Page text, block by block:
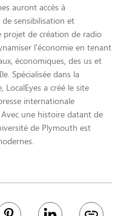
auront accès à
sensibilisation et
projet de création de radio
l’économie en tenant
économiques, des us et
Spécialisée dans la
a créé le site
internationale
une histoire datant de
de Plymouth est